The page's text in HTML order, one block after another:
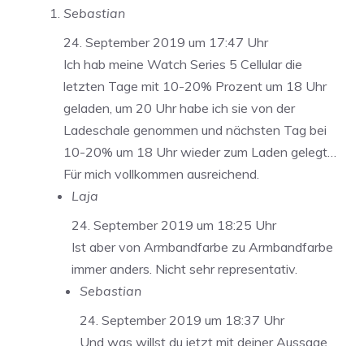
Sebastian
24. September 2019 um 17:47 Uhr
Ich hab meine Watch Series 5 Cellular die
letzten Tage mit 10-20% Prozent um 18 Uhr
geladen, um 20 Uhr habe ich sie von der
Ladeschale genommen und nächsten Tag bei
10-20% um 18 Uhr wieder zum Laden gelegt…
Für mich vollkommen ausreichend.
Laja
24. September 2019 um 18:25 Uhr
Ist aber von Armbandfarbe zu Armbandfarbe
immer anders. Nicht sehr representativ.
Sebastian
24. September 2019 um 18:37 Uhr
Und was willst du jetzt mit deiner Aussage,